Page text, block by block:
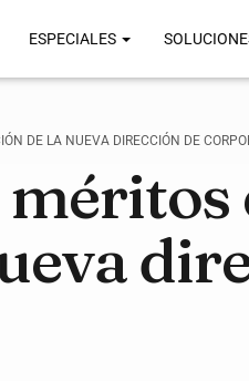
ESPECIALES
DE LA NUEVA DIRECCIÓN DE